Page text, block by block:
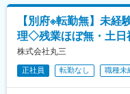
トップクラス）等、
変更の範囲：会社の定
す。これまでの業務
ニケーションが取れ
これまで、野菜市場の
など様々な経験をお持
■担当エリア：
・大分市内、及び近
は固定手当を含めた表
【別府※転勤無】未
理◇残業ほぼ無・土
株式会社丸三
正社員 転勤なし 職種未